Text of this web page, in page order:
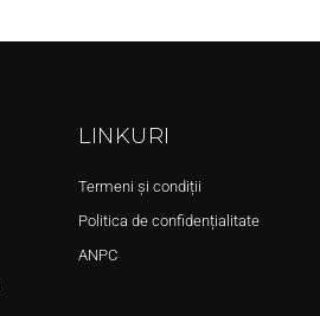
LINKURI
Termeni și condiții
Politica de confidențialitate
ANPC